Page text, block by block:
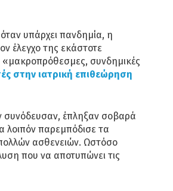
υπάρχει πανδημία, η
έλεγχο της εκάστοτε
«μακροπρόθεσμες, συνδημικές
στην ιατρική επιθεώρηση
συνόδευσαν, έπληξαν σοβαρά
λοιπόν παρεμπόδισε τα
ασθενειών. Ωστόσο
που να αποτυπώνει τις